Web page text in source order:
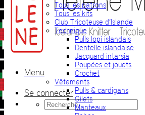
Menu
Se connecter
Recherche
pour :
Tous les patrons
Tous les kits
Club Tricoteuse d’Islande
Technique
Pulls lopi islandais
Dentelle islandaise
Jacquard intarsia
Poupées et jouets
Crochet
Vêtements
Pulls & cardigans
Gilets
Manteaux